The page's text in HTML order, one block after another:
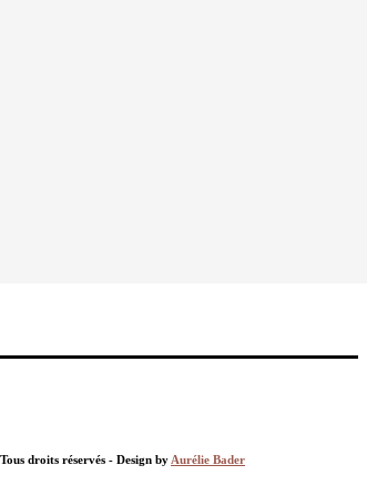
droits réservés - Design by Aurélie Bader